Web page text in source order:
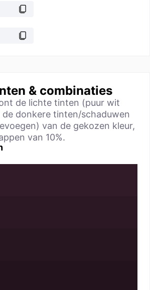
& combinaties
de lichte tinten (puur wit
donkere tinten/schaduwen
van de gekozen kleur,
van 10%.